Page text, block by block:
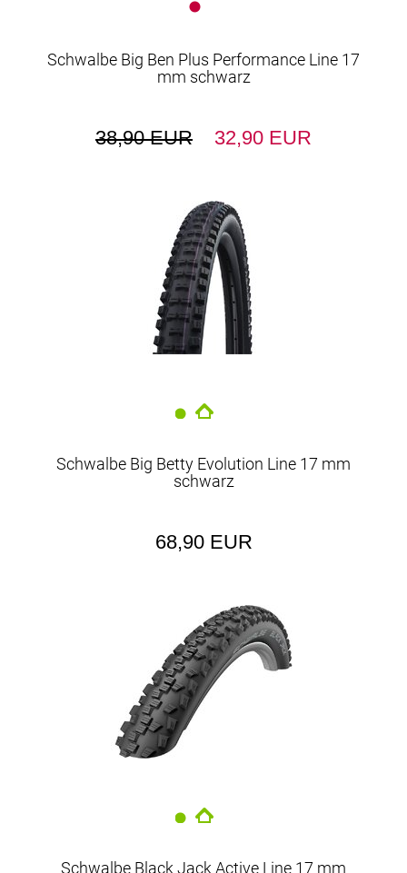
Schwalbe Big Ben Plus Performance Line 17
mm schwarz
38,90 EUR 32,90 EUR
Schwalbe Big Betty Evolution Line 17 mm
schwarz
68,90 EUR
Schwalbe Black Jack Active Line 17 mm